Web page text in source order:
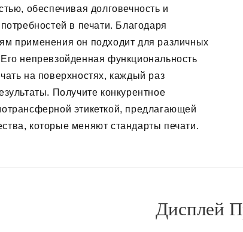
обеспечивая долговечность и
в печати. Благодаря
применения он подходит для различных
непревзойденная функциональность
на поверхностях, каждый раз
Получите конкурентное
этикеткой, предлагающей
которые меняют стандарты печати.
Дисплей